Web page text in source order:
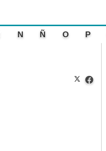
N Ñ O P